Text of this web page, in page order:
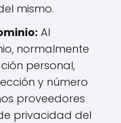
mismo.
Al
normalmente
personal,
y número
proveedores
privacidad del